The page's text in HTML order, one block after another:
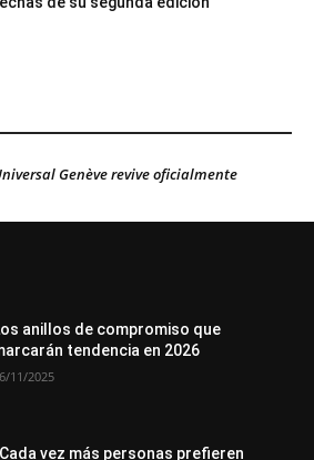
Genève revive oficialmente
anillos de compromiso que
tendencia en 2026
11/2025
vez más personas prefieren